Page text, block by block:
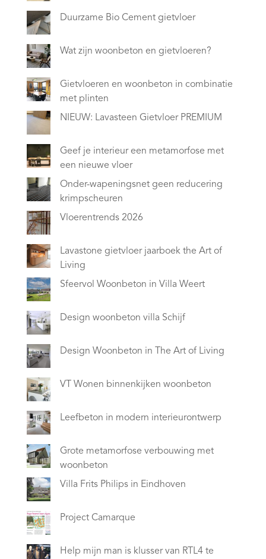
Duurzame Bio Cement gietvloer
Wat zijn woonbeton en gietvloeren?
Gietvloeren en woonbeton in combinatie
met plinten
NIEUW: Lavasteen Gietvloer PREMIUM
Geef je interieur een metamorfose met
een nieuwe vloer
Onder-wapeningsnet geen reducering
krimpscheuren
Vloerentrends 2026
Lavastone gietvloer jaarboek the Art of
Living
Sfeervol Woonbeton in Villa Weert
Design woonbeton villa Schijf
Design Woonbeton in The Art of Living
VT Wonen binnenkijken woonbeton
Leefbeton in modern interieurontwerp
Grote metamorfose verbouwing met
woonbeton
Villa Frits Philips in Eindhoven
Project Camarque
Help mijn man is klusser van RTL4 te